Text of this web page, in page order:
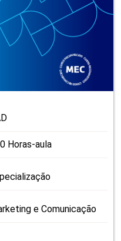
Horas-aula
e Comunicação